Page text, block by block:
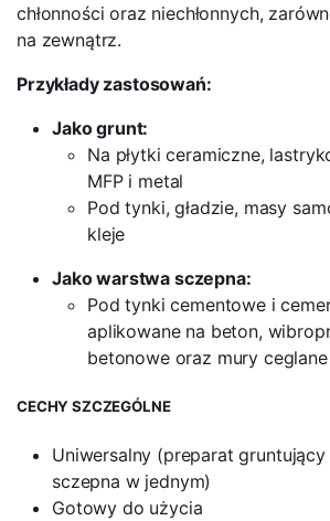
chłonności oraz niechłonnych,
na zewnątrz.
Przykłady zastosowań:
Jako grunt:
Na płytki ceramiczne,
MFP i metal
Pod tynki, gładzie, masy
kleje
Jako warstwa sczepna:
Pod tynki cementowe i
aplikowane na beton,
betonowe oraz mury ceglane
CECHY SZCZEGÓLNE
Uniwersalny (preparat
sczepna w jednym)
Gotowy do użycia